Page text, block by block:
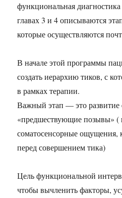
функциональная
главах 3 и 4 описываются
которые осуществляются
В начале этой программы
создать иерархию тиков, с
в рамках терапии.
Важный этап — это развитие
«предшествующие позывы» (
соматосенсорные ощущения,
перед совершением тика)
Цель функциональной
чтобы вычленить факторы,